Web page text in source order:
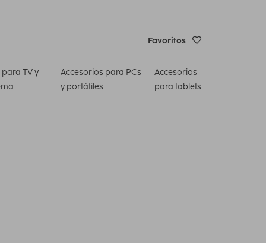
Favoritos
TV y
Accesorios para PCs
y portátiles
Accesorios
para tablets